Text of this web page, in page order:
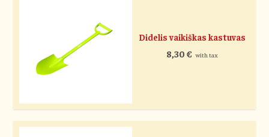
Didelis vaikiškas kastuvas
8,30€ with tax